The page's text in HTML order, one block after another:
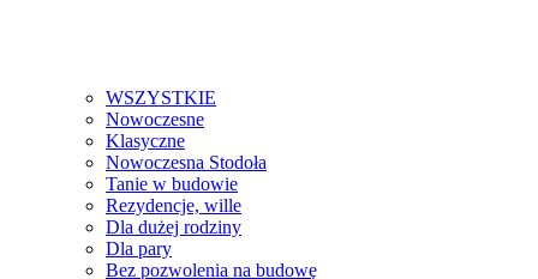
WSZYSTKIE
Nowoczesne
Klasyczne
Nowoczesna Stodoła
Tanie w budowie
Rezydencje, wille
Dla dużej rodziny
Dla pary
Bez pozwolenia na budowę